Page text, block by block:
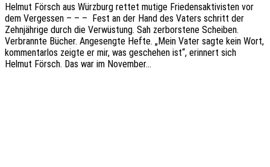
Helmut Försch aus Würz­burg rettet mutige Frie­dens­ak­ti­vis­ten vor
dem Verges­sen – – – Fest an der Hand des Vaters schritt der
Zehn­jäh­ri­ge durch die Verwüs­tung. Sah zerbors­te­ne Schei­ben.
Verbrann­te Bücher. Ange­seng­te Hefte. „Mein Vater sagte kein Wort,
kommen­tar­los zeigte er mir, was gesche­hen ist“, erin­nert sich
Helmut Försch. Das war im November…